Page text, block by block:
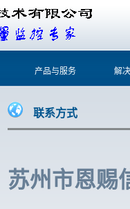
产品与服务 解
联系方式
苏州市恩赐